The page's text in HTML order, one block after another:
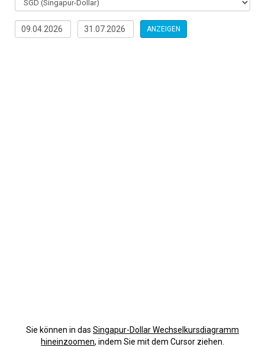
ANZEIGEN
Sie können in das Singapur-Dollar Wechselkursdiagramm
hineinzoomen, indem Sie mit dem Cursor ziehen.